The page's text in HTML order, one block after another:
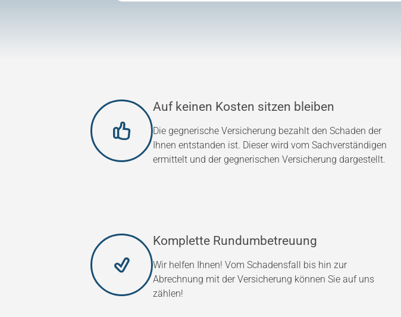
Auf keinen Kosten sitzen bleiben
Die gegnerische Versicherung bezahlt den Schaden der
Ihnen entstanden ist. Dieser wird vom Sachverständigen
ermittelt und der gegnerischen Versicherung dargestellt.
Komplette Rundumbetreuung
Wir helfen Ihnen! Vom Schadensfall bis hin zur
Abrechnung mit der Versicherung können Sie auf uns
zählen!